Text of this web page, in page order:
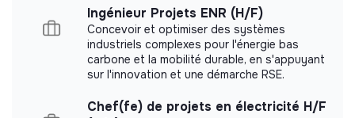
- Organiser et gérer les priorités
Rejoignez-nous
au sein d’une association engagée et porteuse de
Labeled LUCIE 26 000
Ingénieur Projets ENR (H/F)
Concevoir et optimiser des systèmes
industriels complexes pour l'énergie bas
carbone et la mobilité durable, en s'appuyant
sur l'innovation et une démarche RSE.
Chef(fe) de projets en électricité H/F